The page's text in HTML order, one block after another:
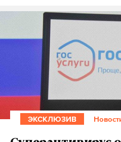
ЭКСКЛЮЗИВ